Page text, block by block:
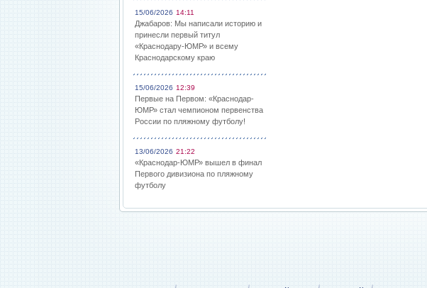
15/06/2026 14:11
Джабаров: Мы написали историю и
принесли первый титул
«Краснодару-ЮМР» и всему
Краснодарскому краю
15/06/2026 12:39
Первые на Первом: «Краснодар-
ЮМР» стал чемпионом первенства
России по пляжному футболу!
13/06/2026 21:22
«Краснодар-ЮМР» вышел в финал
Первого дивизиона по пляжному
футболу